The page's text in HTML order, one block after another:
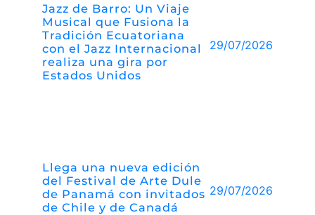
Jazz de Barro: Un Viaje
Musical que Fusiona la
Tradición Ecuatoriana
con el Jazz Internacional
realiza una gira por
Estados Unidos
29/07/2026
Llega una nueva edición
del Festival de Arte Dule
de Panamá con invitados
de Chile y de Canadá
29/07/2026